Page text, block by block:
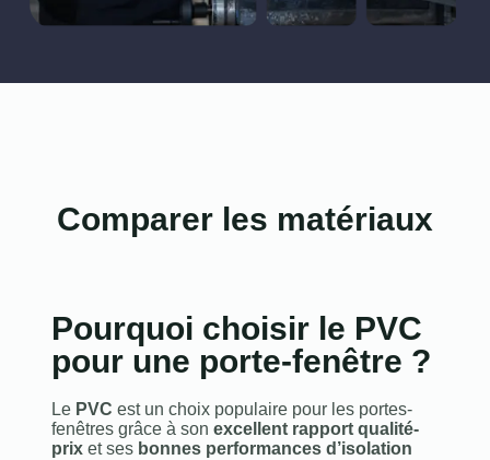
Comparer les matériaux
Pourquoi choisir le PVC
pour une porte-fenêtre ?
Le PVC est un choix populaire pour les portes-
fenêtres grâce à son excellent rapport qualité-
prixet ses bonnes performances d’isolation